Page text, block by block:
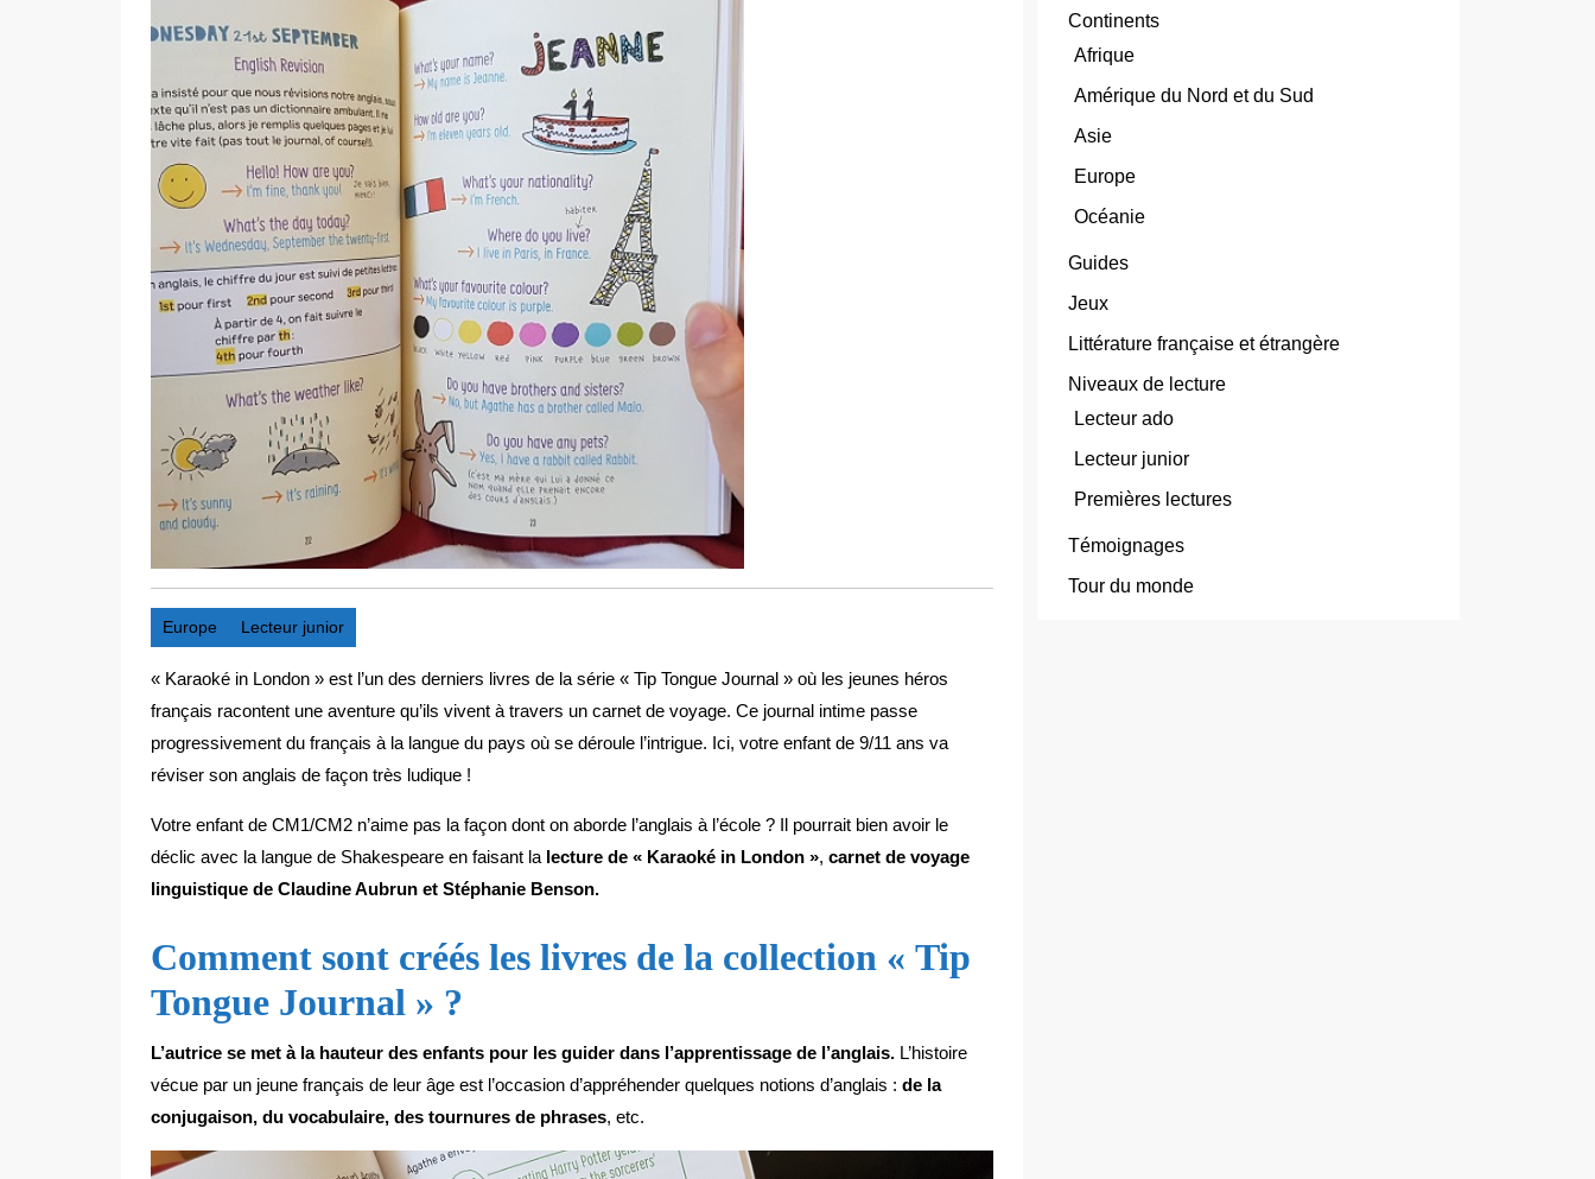
Europe Lecteur junior
« Karaoké in London » est l’un des derniers livres de la série « Tip Tongue Journal » où les jeunes héros
français racontent une aventure qu’ils vivent à travers un carnet de voyage. Ce journal intime passe
progressivement du français à la langue du pays où se déroule l’intrigue. Ici, votre enfant de 9/11 ans va
réviser son anglais de façon très ludique !
Votre enfant de CM1/CM2 n’aime pas la façon dont on aborde l’anglais à l’école ? Il pourrait bien avoir le
déclic avec la langue de Shakespeare en faisant la lecture de « Karaoké in London », carnet de voyage
linguistique de Claudine Aubrun et Stéphanie Benson.
Comment sont créés les livres de la collection « Tip
Tongue Journal » ?
L’autrice se met à la hauteur des enfants pour les guider dans l’apprentissage de l’anglais. L’histoire
vécue par un jeune français de leur âge est l’occasion d’appréhender quelques notions d’anglais : de la
conjugaison, du vocabulaire, des tournures de phrases, etc.
Continents
Afrique
Amérique du Nord et du Sud
Asie
Europe
Océanie
Guides
Jeux
Littérature française et étrangère
Niveaux de lecture
Lecteur ado
Lecteur junior
Premières lectures
Témoignages
Tour du monde